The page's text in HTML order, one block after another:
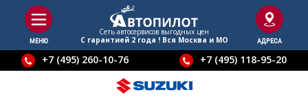
МЕНЮ
Сеть автосервисов выгодныx цен
С гарантией 2 года ! Вся Москва и МО
АДРЕСА
+7 (495) 260-10-76 +7 (495) 118-95-20